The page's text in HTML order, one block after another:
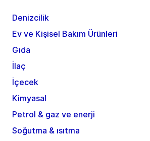
Denizcilik
Ev ve Kişisel Bakım Ürünleri
Gıda
İlaç
İçecek
Kimyasal
Petrol & gaz ve enerji
Soğutma & ısıtma